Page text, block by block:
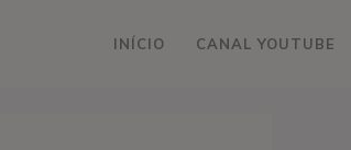
INÍCIO CANAL YOUTUBE